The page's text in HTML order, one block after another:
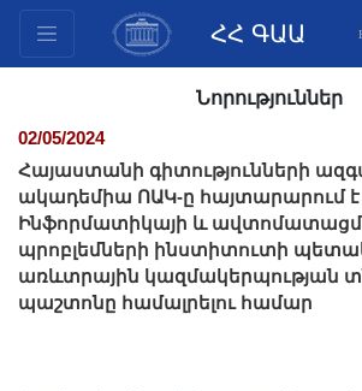
ՀՀ ԳԱԱ
Փաստաթղթեր
Ինովացիոն առաջարկներ
Հրատարակություններ
Հիմնադրամներ
Նորություններ
02/05/2024
Հայաստանի գիտությունների
ակադեմիա ՈԱԿ-ը հայտարարում է
Ինֆորմատիկայի և
պրոբլեմների ինստիտուտի
առևտրային կազմակերպության
պաշտոնը համալրելու համար